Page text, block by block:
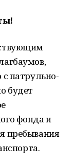
патрульно-
будет
фонда и
пребывания